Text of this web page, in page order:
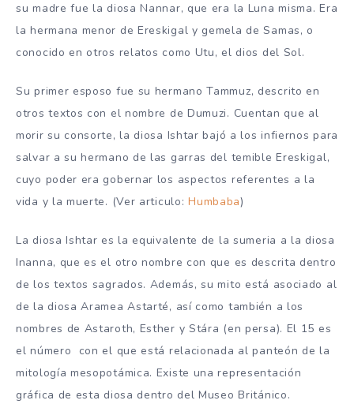
su madre fue la diosa Nannar, que era la Luna misma. Era
la hermana menor de Ereskigal y gemela de Samas, o
conocido en otros relatos como Utu, el dios del Sol.
Su primer esposo fue su hermano Tammuz, descrito en
otros textos con el nombre de Dumuzi. Cuentan que al
morir su consorte, la diosa Ishtar bajó a los infiernos para
salvar a su hermano de las garras del temible Ereskigal,
cuyo poder era gobernar los aspectos referentes a la
vida y la muerte. (Ver articulo:Humbaba)
La diosa Ishtar es la equivalente de la sumeria a la diosa
Inanna, que es el otro nombre con que es descrita dentro
de los textos sagrados. Además, su mito está asociado al
de la diosa Aramea Astarté, así como también a los
nombres de Astaroth, Esther y Stára (en persa). El 15 es
el número con el que está relacionada al panteón de la
mitología mesopotámica. Existe una representación
gráfica de esta diosa dentro del Museo Británico.